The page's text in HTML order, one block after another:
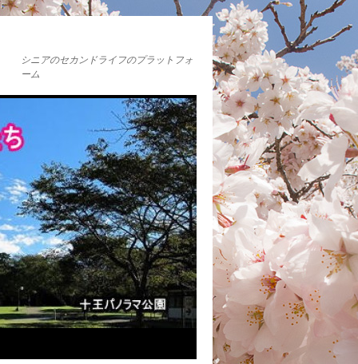
シニアのセカンドライフのプラットフォ
ーム